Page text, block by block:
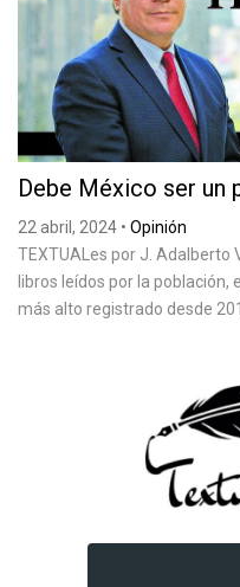
Debe México ser un
22 abril, 2024 • Opinión
TEXTUALes por J. Adalberto
libros leídos por la población,
más alto registrado desde